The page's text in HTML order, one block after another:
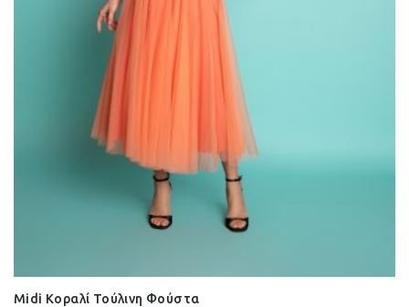
Midi Κοραλί Τούλινη Φούστα